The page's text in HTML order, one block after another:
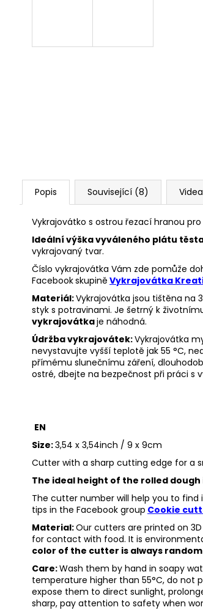
Popis Související (8)
Vykrajovátko s ostrou řezací hranou
Ideální výška vyváleného plátu
vykrajovaný tvar.
Číslo vykrajovátka Vám zde pomůže
Facebookskupině Vykrajovátka
Materiál:Vykrajovátka jsou tištěna na
styk s potravinami. Je šetrný k
vykrajovátkaje náhodná.
Údržba vykrajovátek:Vykrajovátka
nevystavujte vyšší teplotě jak 55 °C,
přímému slunečnímu záření,
ostré, dbejte na bezpečnost při práci s
EN
Size:3,54 x 3,54inch / 9 x 9cm
Cutter with a sharp cutting edge for a
The ideal height of the rolled dough
The cutter number will help you to
tips in the Facebook group Cookie
Material:Our cutters are printed on
for contact with food. It is
color of the cutter is always random
Care:Wash them by hand in soapy
temperature higher than 55°C, do not
expose them to direct sunlight,
sharp, pay attention to safety when